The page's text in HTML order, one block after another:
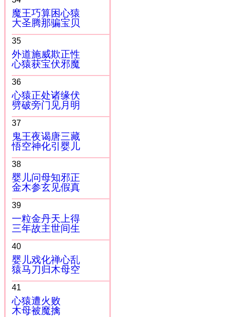
魔王巧算困心猿
大圣腾那骗宝贝
35
外道施威欺正性
心猿获宝伏邪魔
36
心猿正处诸缘伏
劈破旁门见月明
37
鬼王夜谒唐三藏
悟空神化引婴儿
38
婴儿问母知邪正
金木参玄见假真
39
一粒金丹天上得
三年故主世间生
40
婴儿戏化禅心乱
猿马刀归木母空
41
心猿遭火败
木母被魔擒